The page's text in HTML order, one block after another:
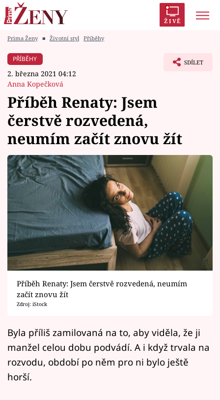
ŽIVĚ
Módní alarm
Témata
Celebrity
Vztahy
Seriály
Horoskopy
Sledujte prima+
Filmový festival Karlovy Vary
Pořady
Přihlášení
Prima Ženy ■ Životní styl Příběhy
PŘÍBĚHY
2. března 2021 04:12
Anna Kopečková
SDÍLET
Příběh Renaty: Jsem
čerstvě rozvedená,
neumím začít znovu žít
Příběh Renaty: Jsem čerstvě rozvedená, neumím
začít znovu žít
Zdroj: iStock
Byla příliš zamilovaná na to, aby viděla, že ji
manžel celou dobu podvádí. A i když trvala na
rozvodu, období po něm pro ni bylo ještě
horší.